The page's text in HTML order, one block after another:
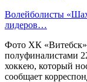
Волейболисты
лидеров…
Фото ХК «Витебск»
полуфиналистами
хоккею, который
сообщает